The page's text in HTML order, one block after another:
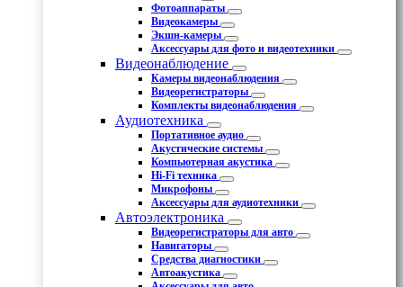
Фотоаппараты
Видеокамеры
Экшн-камеры
Аксессуары для фото и видеотехники
Видеонаблюдение
Камеры видеонаблюдения
Видеорегистраторы
Комплекты видеонаблюдения
Аудиотехника
Портативное аудио
Акустические системы
Компьютерная акустика
Hi-Fi техника
Микрофоны
Аксессуары для аудиотехники
Автоэлектроника
Видеорегистраторы для авто
Навигаторы
Средства диагностики
Автоакустика